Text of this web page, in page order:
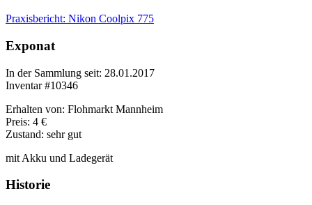
Praxisbericht: Nikon Coolpix 775
Exponat
In der Sammlung seit: 28.01.2017
Inventar #10346
Erhalten von: Flohmarkt Mannheim
Preis: 4 €
Zustand: sehr gut
mit Akku und Ladegerät
Historie